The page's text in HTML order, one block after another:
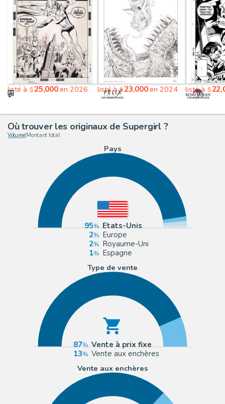
listé à $25,000en 2026 listé à$23,000en 2024 listé à $
Où trouver les originaux de Supergirl ?
Volume| Montant total
Pays
95
Etats-Unis
2
Europe
2
Royaume-Uni
1
Espagne
Type de vente
87
Vente à prix fixe
13
Vente aux enchères
Vente aux enchères